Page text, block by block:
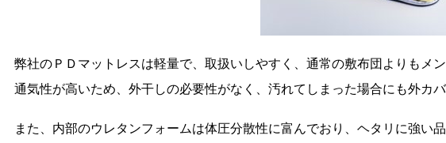
弊社のＰＤマットレスは軽量で、取扱いしやすく、通常の敷布団よりもメ
通気性が高いため、外干しの必要性がなく、汚れてしまった場合にも外カ
また、内部のウレタンフォームは体圧分散性に富んでおり、ヘタリに強い